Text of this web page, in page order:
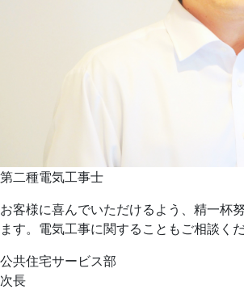
第二種電気工事士
お客様に喜んでいただけるよう、精一杯
ます。電気工事に関することもご相談くだ
公共住宅サービス部
次長